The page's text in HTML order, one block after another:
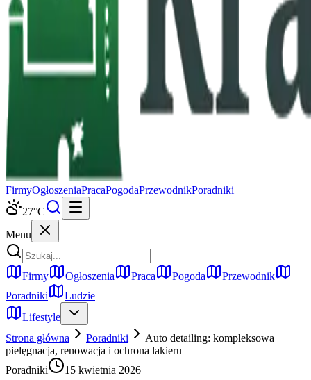
FirmyOgłoszeniaPracaPogodaPrzewodnikPoradniki
27°C
Menu
Firmy Ogłoszenia Praca Pogoda
Przewodnik
Poradniki
Ludzie
Lifestyle
Strona główna
Poradniki
Auto detailing: kompleksowa
pielęgnacja, renowacja i ochrona lakieru
Poradniki
15 kwietnia 2026